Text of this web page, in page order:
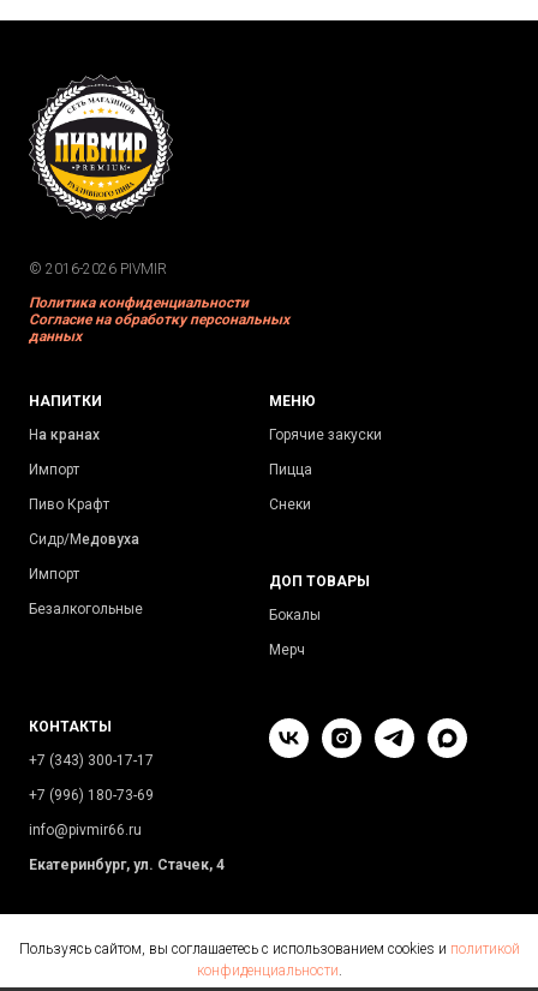
© 2016-2026 PIVMIR
Политика конфиденциальности
Согласие на обработку персональных
данных
НАПИТКИ
На кранах
Импорт
Пиво Крафт
Сидр/Медовуха
Импорт
Безалкогольные
МЕНЮ
Горячие закуски
Пицца
Снеки
ДОП ТОВАРЫ
Бокалы
Мерч
КОНТАКТЫ
+7 (343) 300-17-17
+7 (996) 180-73-69
info@pivmir66.ru
Екатеринбург, ул. Стачек, 4
Пользуясь сайтом, вы соглашаетесь с использованием cookies и политикой
конфиденциальности.